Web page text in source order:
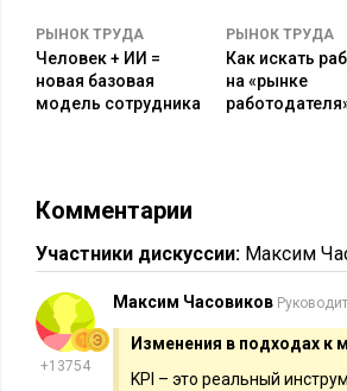
превышает предложение на 5-15% в
5. Увеличение роли soft
Технический прогресс, развитие и
назад в IT-компаниях, корпорациях
навыки (hard skills), то сейчас
именно: социальная адаптация,
самодисциплина, умение мыслить
исследований, сотрудник с
успешен, чем его менее адаптивный
карьерной лестнице и увеличение
РЫНОК ТРУДА
Человек + ИИ =
новая базовая
модель сотрудника
РЫНОК ТРУДА
Как искать
на «рынке
Комментарии
Участники дискуссии: Максим
+13754
Максим Часовиков
Изменения в подходах к
KPI – это реальный